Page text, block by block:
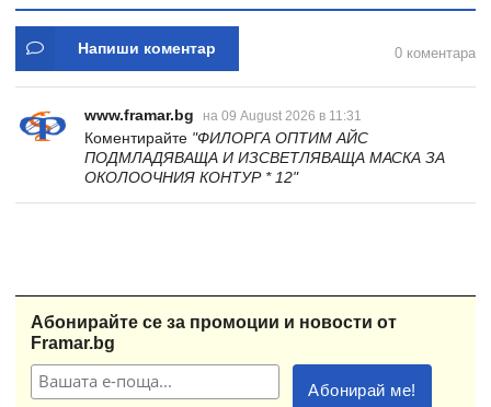
Напиши коментар 0 коментара
www.framar.bg на 09 August 2026 в 11:31
Коментирайте "ФИЛОРГА ОПТИМ АЙС
ПОДМЛАДЯВАЩА И ИЗСВЕТЛЯВАЩА МАСКА ЗА
ОКОЛООЧНИЯ КОНТУР * 12"
Абонирайте се за промоции и новости от
Framar.bg